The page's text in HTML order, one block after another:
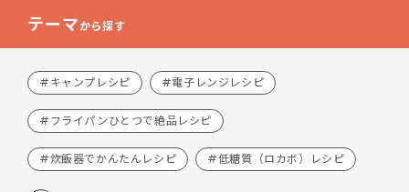
テーマから探す
#キャンプレシピ #電子レンジレシピ
#フライパンひとつで絶品レシピ
#炊飯器でかんたんレシピ #低糖質（ロカボ）レシピ